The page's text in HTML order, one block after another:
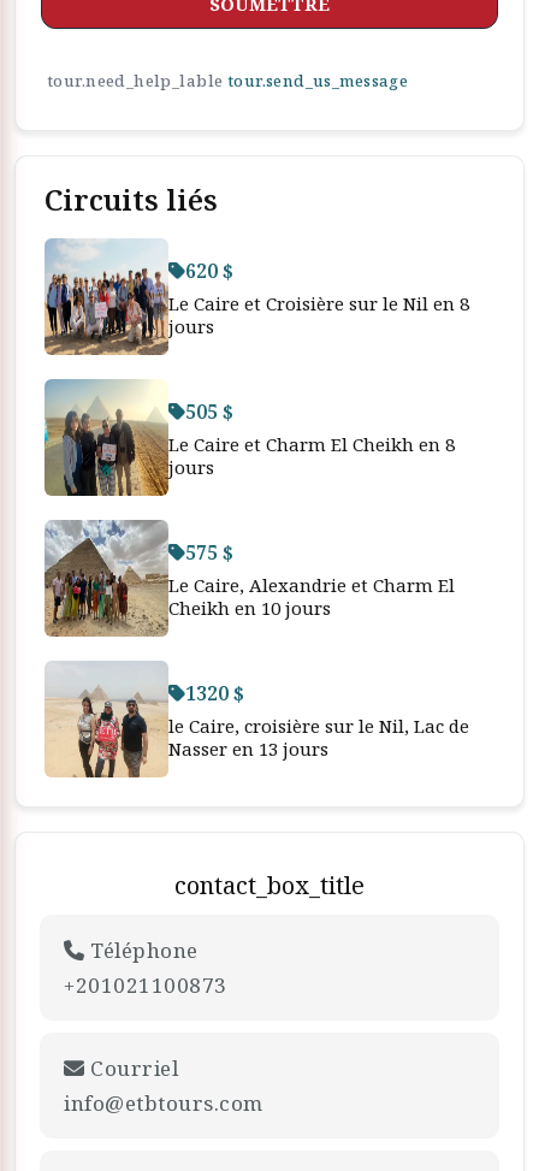
tour.need_help_lable tour.send_us_message
Circuits liés
620 $
Le Caire et Croisière sur le Nil en 8
jours
505 $
Le Caire et Charm El Cheikh en 8
jours
575 $
Le Caire, Alexandrie et Charm El
Cheikh en 10 jours
1320 $
le Caire, croisière sur le Nil, Lac de
Nasser en 13 jours
contact_box_title
Téléphone
+201021100873
Courriel
info@etbtours.com